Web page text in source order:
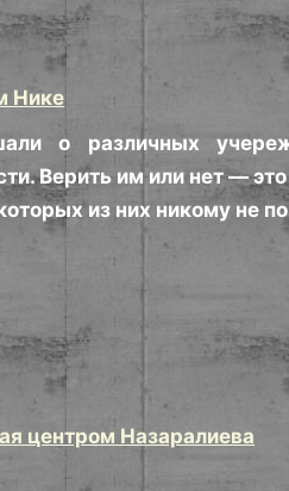
Нике
о различных
Верить им или нет —
из них никому не
центром Назаралиева